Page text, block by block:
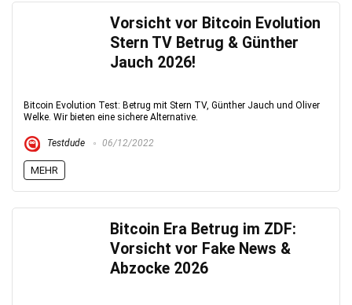
Vorsicht vor Bitcoin Evolution
Stern TV Betrug & Günther
Jauch 2026!
Bitcoin Evolution Test: Betrug mit Stern TV, Günther Jauch und Oliver
Welke. Wir bieten eine sichere Alternative.
Testdude 06/12/2022
MEHR
Bitcoin Era Betrug im ZDF:
Vorsicht vor Fake News &
Abzocke 2026